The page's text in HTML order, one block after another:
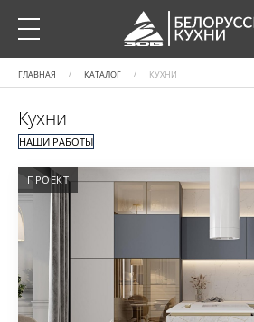
ГЛАВНАЯ КАТАЛОГ КУХНИ
Кухни
НАШИ РАБОТЫ
ПРОЕКТ